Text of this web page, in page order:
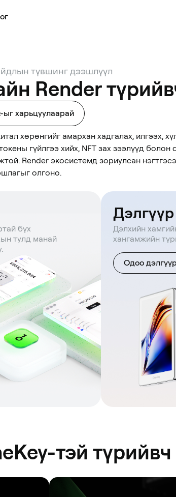
түвшинг дээшлүүл
Render
харьцуулаарай
хөрөнгийг амархан хадгалах, илгээх,
гүйлгээ хийх, NFT зах зээлүүд болон
Render экосистемд зориулсан
олгоно.
бүх
тулд манай
Дэлхийн
хангамжийн
Одоо
тэй түрийвч